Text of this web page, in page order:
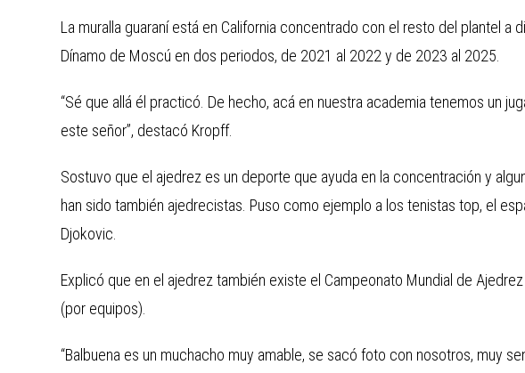
La muralla guaraní está en California concentrado con el resto del plantel a
Dínamo de Moscú en dos periodos, de 2021 al 2022 y de 2023 al 2025.
“Sé que allá él practicó. De hecho, acá en nuestra academia tenemos un
este señor”, destacó Kropff.
Sostuvo que el ajedrez es un deporte que ayuda en la concentración y
han sido también ajedrecistas. Puso como ejemplo a los tenistas top, el
Djokovic.
Explicó que en el ajedrez también existe el Campeonato Mundial de
(por equipos).
“Balbuena es un muchacho muy amable, se sacó foto con nosotros, muy